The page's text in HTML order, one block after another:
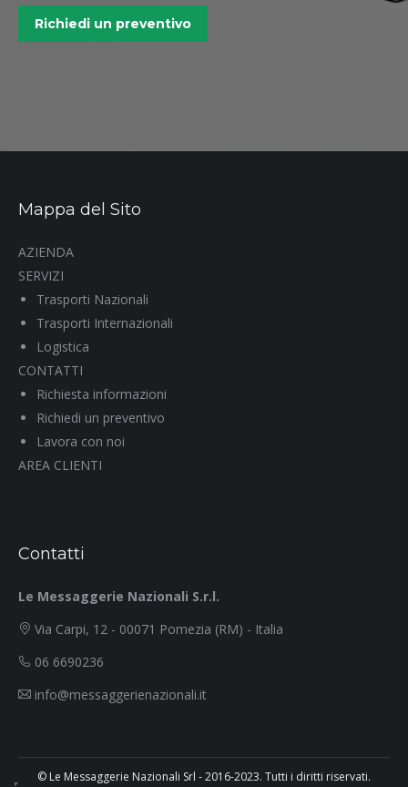
trasporto ADR acilia
Richiedi un preventivo
Mappa del Sito
AZIENDA
SERVIZI
Trasporti Nazionali
Trasporti Internazionali
Logistica
CONTATTI
Richiesta informazioni
Richiedi un preventivo
Lavora con noi
AREA CLIENTI
Contatti
Le Messaggerie Nazionali S.r.l.
Via Carpi, 12 - 00071 Pomezia (RM) - Italia
06 6690236
info@messaggerienazionali.it
© Le Messaggerie Nazionali Srl - 2016-2023. Tutti i diritti riservati.